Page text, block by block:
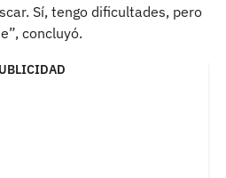
Sí, tengo dificultades, pero
concluyó.